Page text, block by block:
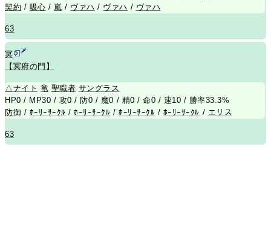
契約 / 吸心 / 嵐 / ヴァハ / ヴァハ / ヴァハ
63
冥
【冥府の門】
△ ナイト 竜 聖職者 サングラス
HP0 / MP30 / 攻0 / 防0 / 魔0 / 精0 / 命0 / 速10 / 勝率33.3%
防御 / ﾎｰﾘｰｻｰｸﾙ /ﾎｰﾘｰｻｰｸﾙ /ﾎｰﾘｰｻｰｸﾙ / ﾎｰﾘｰｻｰｸﾙ / エリス
63